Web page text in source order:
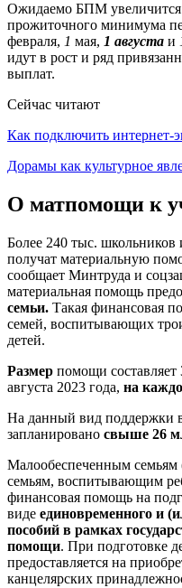
Ожидаемо БПМ увеличится
прожиточного минимума
февраля, 1 мая, 1 августа и
идут в рост и ряд
выплат.
Сейчас читают
Как подключить интернет-
Дорамы как культурное
О матпомощи к
Более 240 тыс. школьников
получат материальную
сообщает Минтруда и
материальная помощь
семьи. Такая финансовая
семей, воспитывающих
детей.
Размер помощи
августа 2023 года, на
На данный вид поддержки
запланировано свыше 26
Малообеспеченным
семьям, воспитывающим
финансовая помощь на
виде единовременного и
пособий в рамках
помощи. При подготовке
предоставляется на
канцелярских